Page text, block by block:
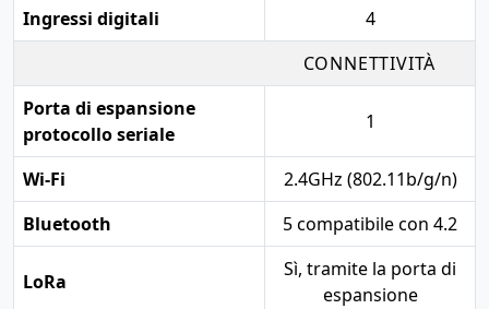
Ingressi digitali
4
CONNETTIVITÀ
Porta di espansione
protocollo seriale
1
Wi-Fi
2.4GHz (802.11b/g/n)
Bluetooth
5 compatibile con 4.2
LoRa
Sì, tramite la porta di
espansione